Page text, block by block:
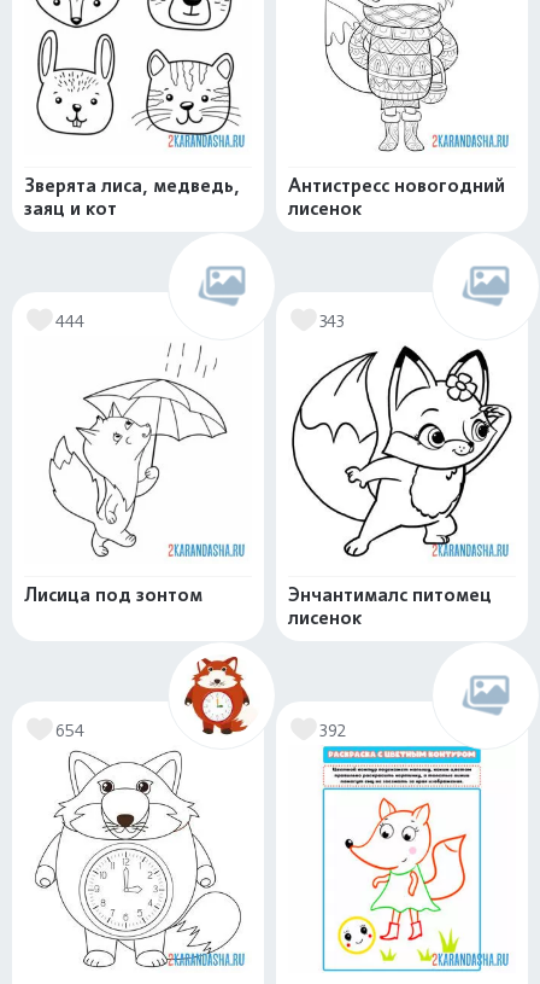
Зверята лиса, медведь,
заяц и кот
Антистресс новогодний
лисенок
444
Лисица под зонтом
343
Энчантималс питомец
лисенок
654 392